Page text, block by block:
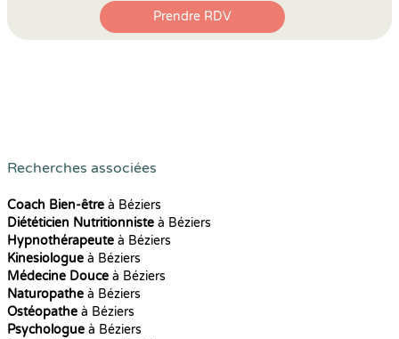
Prendre RDV
Recherches associées
Coach Bien-être à Béziers
Diététicien Nutritionniste à Béziers
Hypnothérapeute à Béziers
Kinesiologue à Béziers
Médecine Douce à Béziers
Naturopathe à Béziers
Ostéopathe à Béziers
Psychologue à Béziers